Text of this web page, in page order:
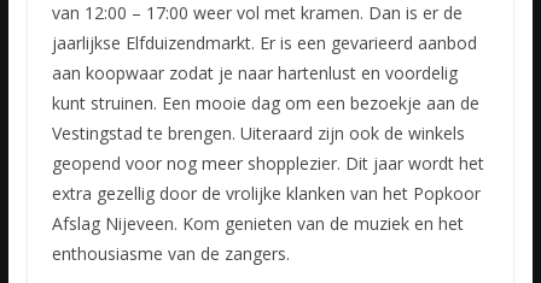
van 12:00 – 17:00 weer vol met kramen. Dan is er de
jaarlijkse Elfduizendmarkt. Er is een gevarieerd aanbod
aan koopwaar zodat je naar hartenlust en voordelig
kunt struinen. Een mooie dag om een bezoekje aan de
Vestingstad te brengen. Uiteraard zijn ook de winkels
geopend voor nog meer shopplezier. Dit jaar wordt het
extra gezellig door de vrolijke klanken van het Popkoor
Afslag Nijeveen. Kom genieten van de muziek en het
enthousiasme van de zangers.